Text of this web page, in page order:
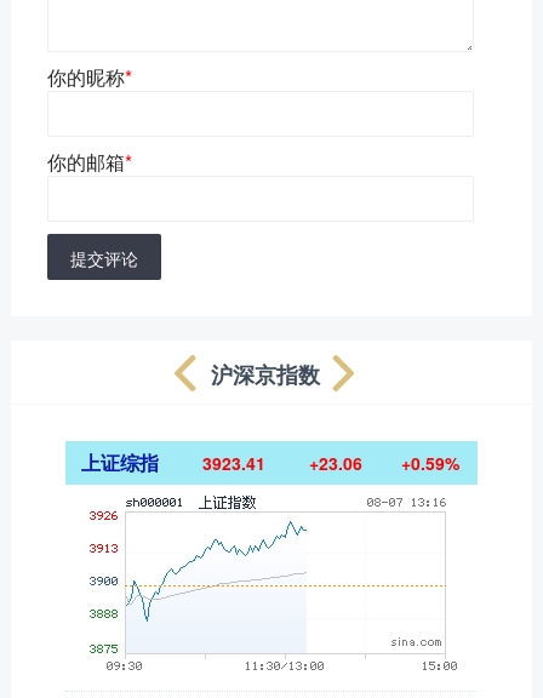
你的昵称*
你的邮箱*
提交评论
沪深京指数
上证综指 3923.41 +23.06 +0.59%